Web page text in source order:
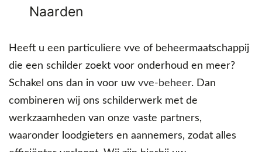
Naarden
Heeft u een particuliere vve of beheermaatschappij
die een schilder zoekt voor onderhoud en meer?
Schakel ons dan in voor uw vve-beheer. Dan
combineren wij ons schilderwerk met de
werkzaamheden van onze vaste partners,
waaronder loodgieters en aannemers, zodat alles